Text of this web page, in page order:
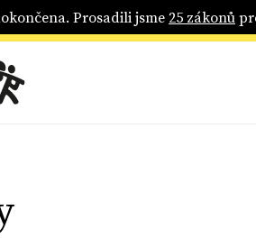
Prosadili jsme25 zákonů